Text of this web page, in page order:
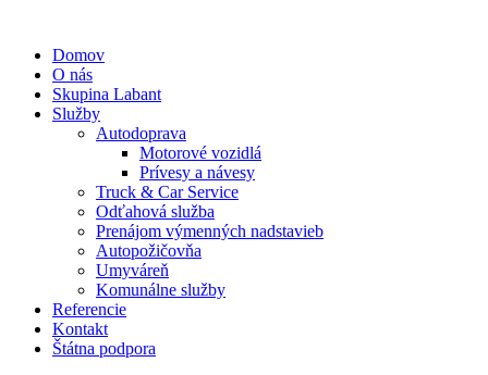
obsah
Domov
O nás
Skupina Labant
Služby
Autodoprava
Motorové vozidlá
Prívesy a návesy
Truck & Car Service
Odťahová služba
Prenájom výmenných nadstavieb
Autopožičovňa
Umyváreň
Komunálne služby
Referencie
Kontakt
Štátna podpora